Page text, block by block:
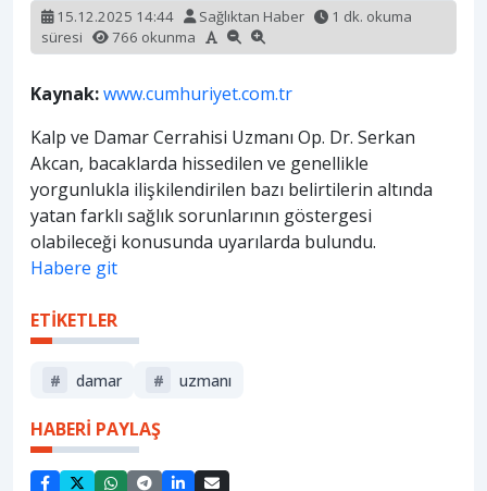
15.12.2025 14:44 Sağlıktan Haber
1 dk. okuma
süresi
766 okunma
Kaynak:www.cumhuriyet.com.tr
Kalp ve Damar Cerrahisi Uzmanı Op. Dr. Serkan
Akcan, bacaklarda hissedilen ve genellikle
yorgunlukla ilişkilendirilen bazı belirtilerin altında
yatan farklı sağlık sorunlarının göstergesi
olabileceği konusunda uyarılarda bulundu.
Habere git
ETİKETLER
# damar # uzmanı
HABERİ PAYLAŞ